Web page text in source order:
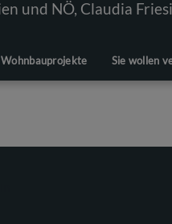
Wohnbauprojekte Sie wollen